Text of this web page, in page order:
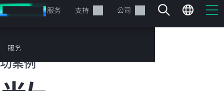
转
到
目
录
服务 支持 公司
服务
HPE 客户成
功案例